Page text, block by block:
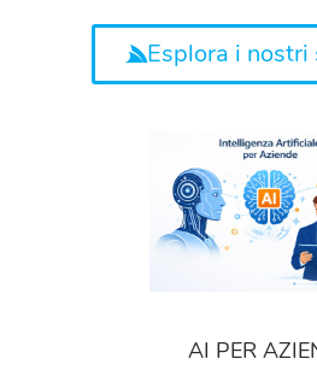
Esplora i nostri
AI PER